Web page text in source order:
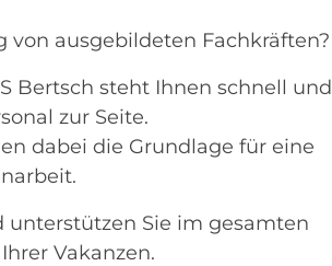
ausgebildeten Fachkräften?
Bertsch steht Ihnen schnell und
zur Seite.
dabei die Grundlage für eine
unterstützen Sie im gesamten
Vakanzen.